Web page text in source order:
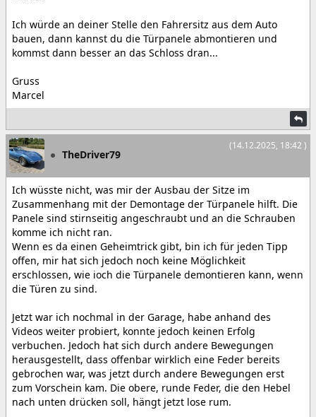
Ich würde an deiner Stelle den Fahrersitz aus dem Auto
bauen, dann kannst du die Türpanele abmontieren und
kommst dann besser an das Schloss dran...
Gruss
Marcel
(14.12.2025, 18:42 )
TheDriver79
Ich wüsste nicht, was mir der Ausbau der Sitze im
Zusammenhang mit der Demontage der Türpanele hilft. Die
Panele sind stirnseitig angeschraubt und an die Schrauben
komme ich nicht ran.
Wenn es da einen Geheimtrick gibt, bin ich für jeden Tipp
offen, mir hat sich jedoch noch keine Möglichkeit
erschlossen, wie ioch die Türpanele demontieren kann, wenn
die Türen zu sind.
Jetzt war ich nochmal in der Garage, habe anhand des
Videos weiter probiert, konnte jedoch keinen Erfolg
verbuchen. Jedoch hat sich durch andere Bewegungen
herausgestellt, dass offenbar wirklich eine Feder bereits
gebrochen war, was jetzt durch andere Bewegungen erst
zum Vorschein kam. Die obere, runde Feder, die den Hebel
nach unten drücken soll, hängt jetzt lose rum.